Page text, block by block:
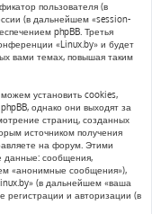
пользователя (в
(в дальнейшем «session-
phpBB. Третья
«Linux.by» и будет
вами темах, повышая таким
установить cookies,
однако они выходят за
страниц, созданных
источником получения
на форум. Этими
данные: сообщения,
«анонимные сообщения»),
(в дальнейшем «ваша
регистрации и авторизации (в